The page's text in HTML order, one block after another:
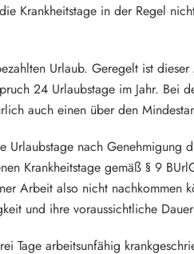
Krankheitstage in der Regel
Urlaub. Geregelt ist
24 Urlaubstage im Jahr. Bei
auch einen über den
Urlaubstage nach
Krankheitstage gemäß § 9
Arbeit also nicht nachkommen
und ihre voraussichtliche
Tage arbeitsunfähig